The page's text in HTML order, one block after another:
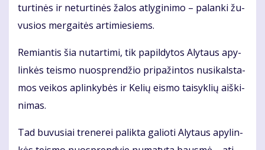
tur­ti­nės ir ne­tur­ti­nės ža­los at­ly­gi­ni­mo – pa­lan­ki žu­
vu­sios mer­gai­tės ar­ti­mie­siems.
Re­mian­tis šia nu­tar­ti­mi, tik pa­pil­dy­tos Aly­taus apy­
lin­kės teis­mo nuosp­ren­džio pri­pa­žin­tos nu­si­kals­ta­
mos vei­kos ap­lin­ky­bės ir Ke­lių eis­mo tai­syk­lių aiš­ki­
ni­mas.
Tad bu­vu­siai tre­ne­rei pa­lik­ta ga­lio­ti Aly­taus apy­lin­